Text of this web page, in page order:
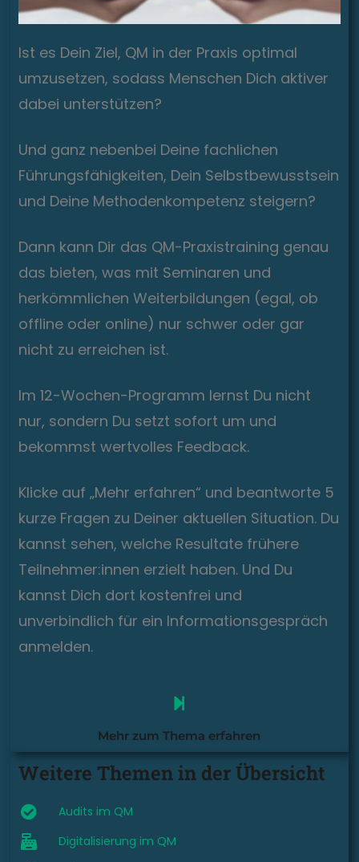
Ist es Dein Ziel, QM in der Praxis optimal
umzusetzen, sodass Menschen Dich aktiver
dabei unterstützen?
Und ganz nebenbei Deine fachlichen
Führungsfähigkeiten, Dein Selbstbewusstsein
und Deine Methodenkompetenz steigern?
Dann kann Dir das QM-Praxistraining genau
das bieten, was mit Seminaren und
herkömmlichen Weiterbildungen (egal, ob
offline oder online) nur schwer oder gar
nicht zu erreichen ist.
Im 12-Wochen-Programm lernst Du nicht
nur, sondern Du setzt sofort um und
bekommst wertvolles Feedback.
Klicke auf „Mehr erfahren“ und beantworte 5
kurze Fragen zu Deiner aktuellen Situation. Du
kannst sehen, welche Resultate frühere
Teilnehmer:innen erzielt haben. Und Du
kannst Dich dort kostenfrei und
unverbindlich für ein Informationsgespräch
anmelden.
Mehr zum Thema erfahren
Weitere Themen in der Übersicht
Audits im QM
Digitalisierung im QM